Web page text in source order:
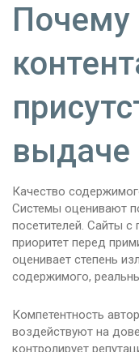
Почему
выдаче
Качество
Системы оценивают
посетителей. Сайты
приоритет перед
оценивает степень
содержимого,
Компетентность
воздействуют на
контролирует